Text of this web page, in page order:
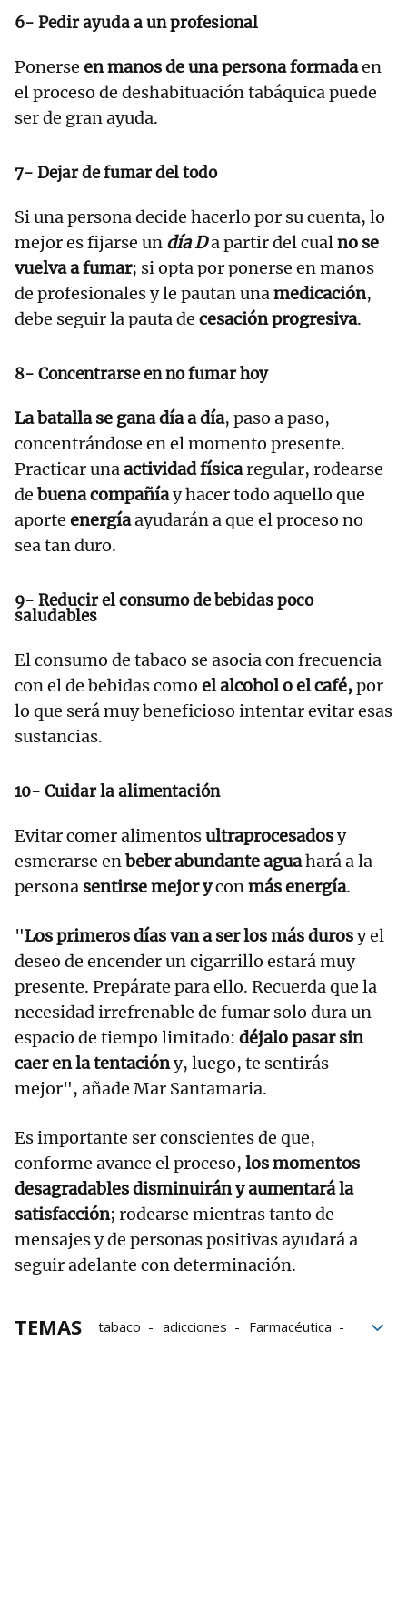
6- Pedir ayuda a un profesional
Ponerse en manos de una persona formadaen
el proceso de deshabituación tabáquica puede
ser de gran ayuda.
7- Dejar de fumar del todo
Si una persona decide hacerlo por su cuenta, lo
mejor es fijarse un día Da partir del cualno se
vuelva a fumar; si opta por ponerse en manos
de profesionales y le pautan unamedicación,
debe seguir la pauta de cesación progresiva.
8- Concentrarse en no fumar hoy
La batalla se gana día a día, paso a paso,
concentrándose en el momento presente.
Practicar unaactividad físicaregular, rodearse
de buena compañíay hacer todo aquello que
aporte energíaayudarán a que el proceso no
sea tan duro.
9- Reducir el consumo de bebidas poco
saludables
El consumo de tabaco se asocia con frecuencia
con el de bebidas como el alcohol o el café,por
lo que será muy beneficioso intentar evitar esas
sustancias.
10- Cuidar la alimentación
Evitar comer alimentosultraprocesadosy
esmerarse enbeber abundante aguahará a la
persona sentirse mejor yconmás energía.
"Los primeros días van a ser los más durosy el
deseo de encender un cigarrillo estará muy
presente. Prepárate para ello. Recuerda que la
necesidad irrefrenable de fumar solo dura un
espacio de tiempo limitado: déjalo pasar sin
caer en la tentacióny, luego, te sentirás
mejor", añade Mar Santamaria.
Es importante ser conscientes de que,
conforme avance el proceso, los momentos
desagradables disminuirán y aumentará la
satisfacción; rodearse mientras tanto de
mensajes y de personas positivas ayudará a
seguir adelante con determinación.
TEMAS tabaco adicciones
Farmacéutica